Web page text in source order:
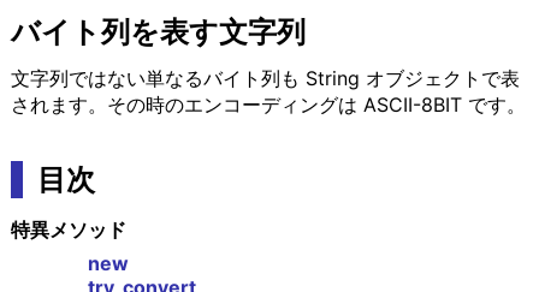
バイト列を表す文字列
文字列ではない単なるバイト列も String オブジェクトで表
されます。その時のエンコーディングは ASCII-8BIT です。
目次
特異メソッド
new